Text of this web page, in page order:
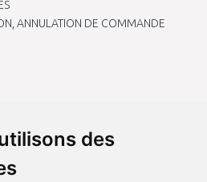
des
ANNULATION DE COMMANDE